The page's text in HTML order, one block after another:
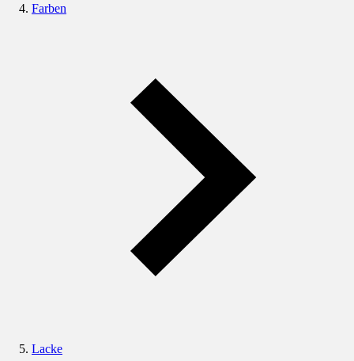
Farben
Lacke